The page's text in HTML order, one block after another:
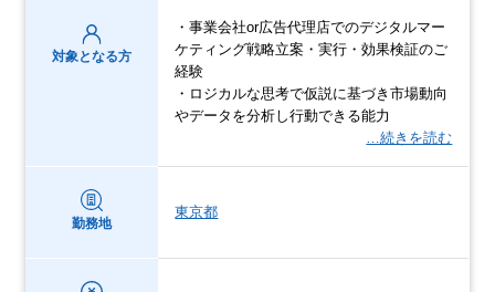
対象となる方
・事業会社or広告代理店でのデジタルマー
ケティング戦略立案・実行・効果検証のご
経験
・ロジカルな思考で仮説に基づき市場動向
やデータを分析し行動できる能力
…続きを読む
勤務地
東京都